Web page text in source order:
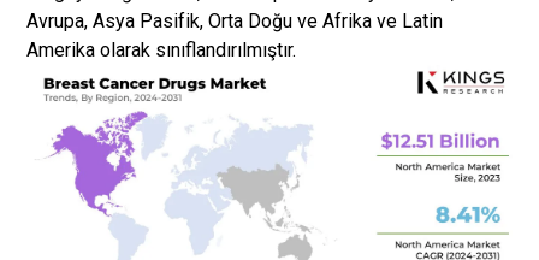
Avrupa, Asya Pasifik, Orta Doğu ve Afrika ve Latin
Amerika olarak sınıflandırılmıştır.